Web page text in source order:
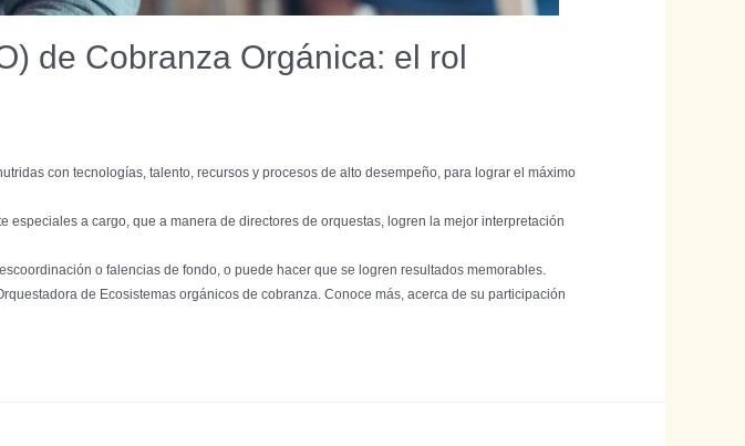
de Cobranza Orgánica: el rol
con tecnologías, talento, recursos y procesos de alto desempeño, para lograr el máximo
a cargo, que a manera de directores de orquestas, logren la mejor interpretación
o falencias de fondo, o puede hacer que se logren resultados memorables.
de Ecosistemas orgánicos de cobranza. Conoce más, acerca de su participación